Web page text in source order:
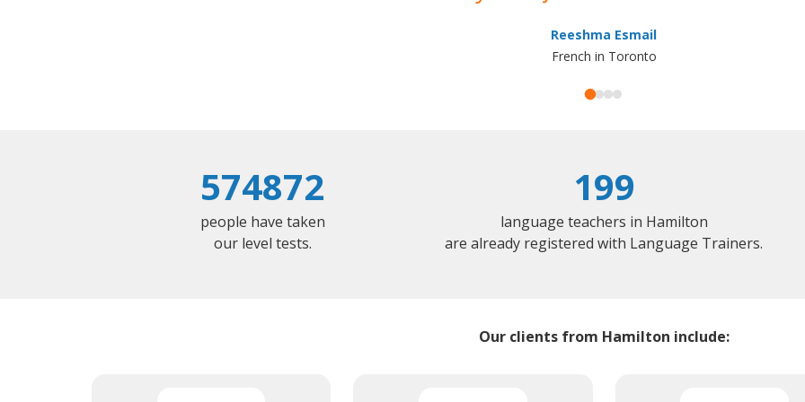
Reeshma Esmail
French in Toronto
574872
people have taken
our level tests.
199
language teachers in Hamilton
are already registered with Language Trainers.
Our clients from Hamilton include: